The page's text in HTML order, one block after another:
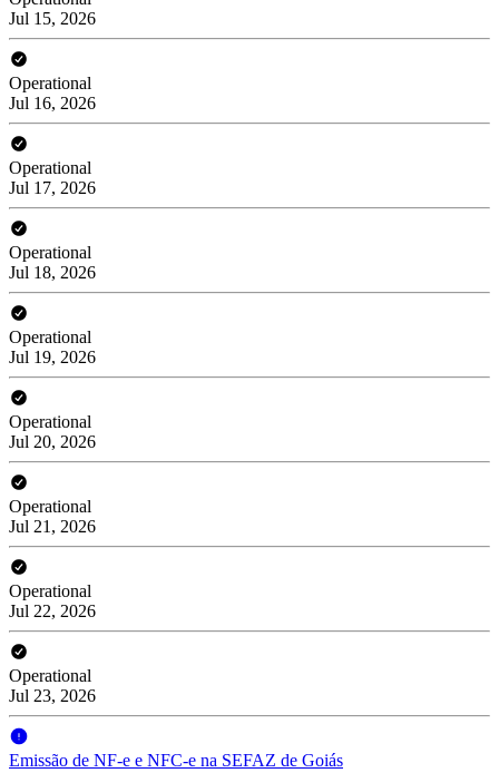
Jul 15, 2026
Operational
Jul 16, 2026
Operational
Jul 17, 2026
Operational
Jul 18, 2026
Operational
Jul 19, 2026
Operational
Jul 20, 2026
Operational
Jul 21, 2026
Operational
Jul 22, 2026
Operational
Jul 23, 2026
Emissão de NF-e e NFC-e na SEFAZ de Goiás